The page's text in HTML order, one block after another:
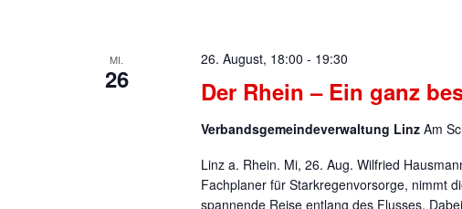
MI.
26 Der Rhein – Ein ganz
26. August, 18:00 - 19:30
Verbandsgemeindeverwaltung Linz Am
Linz a. Rhein. Mi, 26. Aug. Wilfried
Fachplaner für Starkregenvorsorge, nimmt
spannende Reise entlang des Flusses.